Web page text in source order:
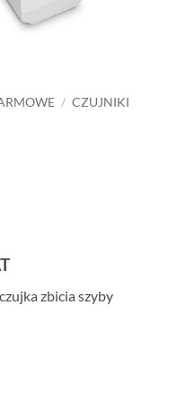
/ CZUJNIKI
zbicia szyby